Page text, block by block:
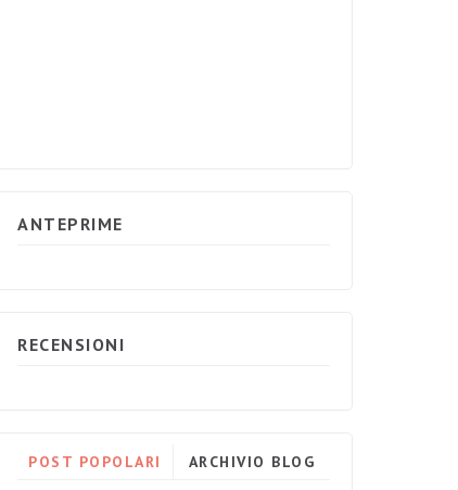
ANTEPRIME
RECENSIONI
POST POPOLARI ARCHIVIO BLOG